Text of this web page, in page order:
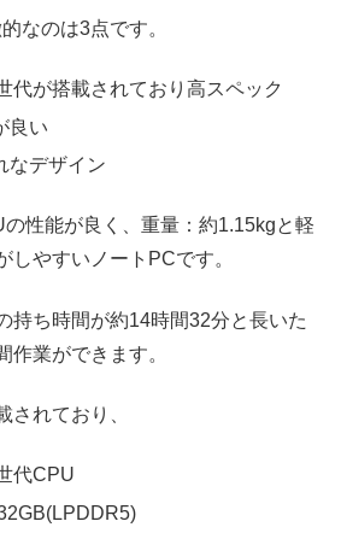
なのは3点です。
代が搭載されており高スペック
良い
なデザイン
性能が良く、重量：約1.15kgと軽
しやすいノートPCです。
持ち時間が約14時間32分と長いた
作業ができます。
されており、
代CPU